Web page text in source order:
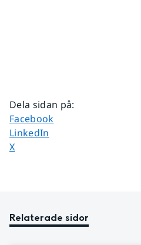
Dela sidan på:
Dela sidan på
Facebook
Dela sidan på
LinkedIn
Dela sidan på
X
Relaterade sidor